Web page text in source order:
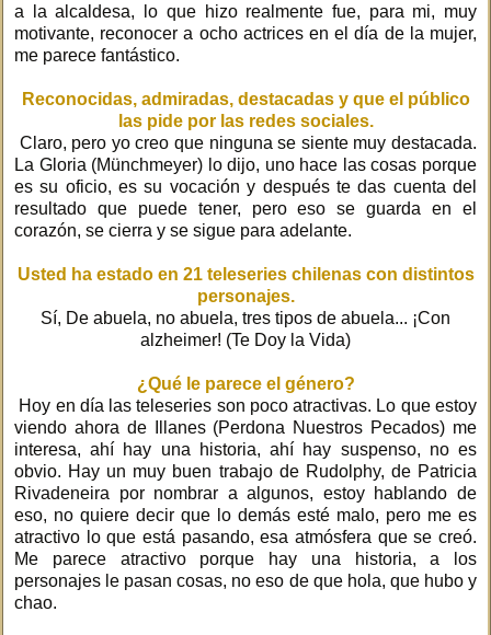
a la alcaldesa, lo que hizo realmente fue, para mi, muy
motivante, reconocer a ocho actrices en el día de la mujer,
me parece fantástico.
Reconocidas, admiradas, destacadas y que el público
las pide por las redes sociales.
Claro, pero yo creo que ninguna se siente muy destacada.
La Gloria (Münchmeyer) lo dijo, uno hace las cosas porque
es su oficio, es su vocación y después te das cuenta del
resultado que puede tener, pero eso se guarda en el
corazón, se cierra y se sigue para adelante.
Usted ha estado en 21 teleseries chilenas con distintos
personajes.
Sí, De abuela, no abuela, tres tipos de abuela... ¡Con
alzheimer! (Te Doy la Vida)
¿Qué le parece el género?
Hoy en día las teleseries son poco atractivas. Lo que estoy
viendo ahora de Illanes (Perdona Nuestros Pecados) me
interesa, ahí hay una historia, ahí hay suspenso, no es
obvio. Hay un muy buen trabajo de Rudolphy, de Patricia
Rivadeneira por nombrar a algunos, estoy hablando de
eso, no quiere decir que lo demás esté malo, pero me es
atractivo lo que está pasando, esa atmósfera que se creó.
Me parece atractivo porque hay una historia, a los
personajes le pasan cosas, no eso de que hola, que hubo y
chao.